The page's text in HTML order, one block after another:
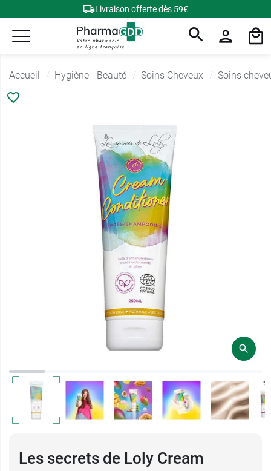
Livraison offerte dès 59€
Accueil Hygiène - Beauté Soins Cheveux Soins
Les secrets de Loly Cream